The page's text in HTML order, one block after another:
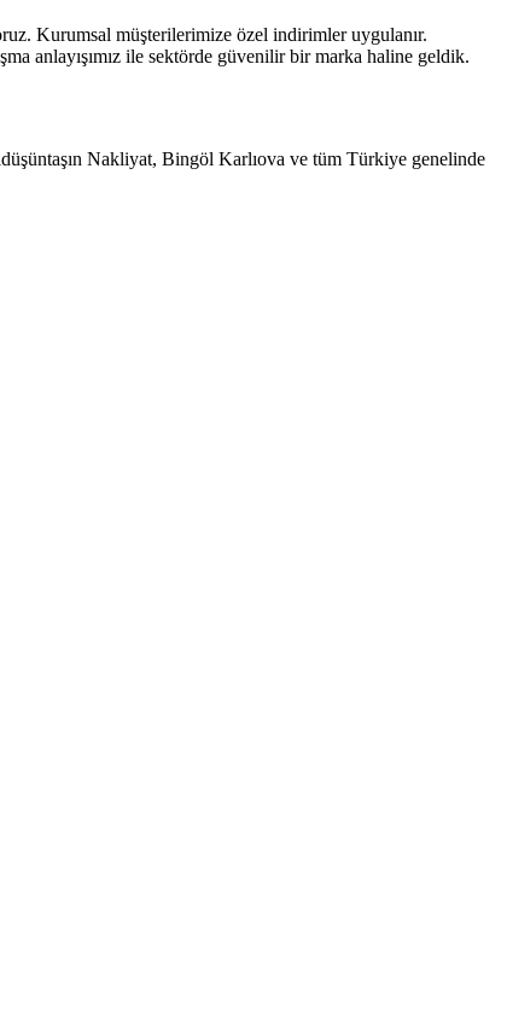
Kurumsal müşterilerimize özel indirimler uygulanır.
anlayışımız ile sektörde güvenilir bir marka haline geldik.
Nakliyat, Bingöl Karlıova ve tüm Türkiye genelinde